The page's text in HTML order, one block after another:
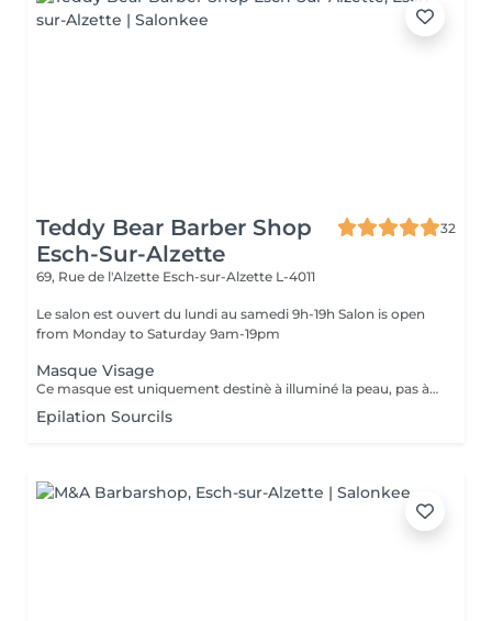
Teddy Bear Barber Shop
Esch-Sur-Alzette
32
69, Rue de l'Alzette Esch-sur-Alzette L-4011
Le salon est ouvert du lundi au samedi 9h-19h Salon is open
from Monday to Saturday 9am-19pm
Masque Visage
Ce masque est uniquement destinè à illuminé la peau, pas à la nettoyer ni à eliminer les rides
Epilation Sourcils